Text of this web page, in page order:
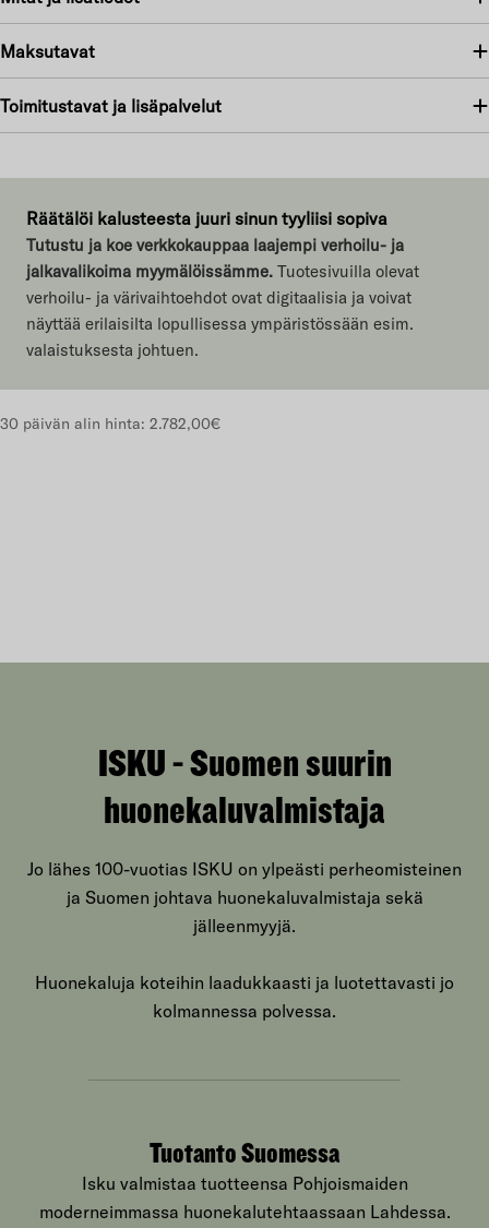
Maksutavat
Toimitustavat ja lisäpalvelut
Räätälöi kalusteesta juuri sinun tyyliisi sopiva
Tutustu ja koe verkkokauppaa laajempi verhoilu- ja
jalkavalikoima myymälöissämme. Tuotesivuilla olevat
verhoilu- ja värivaihtoehdot ovat digitaalisia ja voivat
näyttää erilaisilta lopullisessa ympäristössään esim.
valaistuksesta johtuen.
30 päivän alin hinta: 2.782,00€
ISKU - Suomen suurin
huonekaluvalmistaja
Jo lähes 100-vuotias ISKU on ylpeästi perheomisteinen
ja Suomen johtava huonekaluvalmistaja sekä
jälleenmyyjä.
Huonekaluja koteihin laadukkaasti ja luotettavasti jo
kolmannessa polvessa.
Tuotanto Suomessa
Isku valmistaa tuotteensa Pohjoismaiden
moderneimmassa huonekalutehtaassaan Lahdessa.